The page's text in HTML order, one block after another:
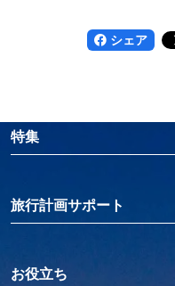
シェア
特集
旅行計画サポート
お役立ち